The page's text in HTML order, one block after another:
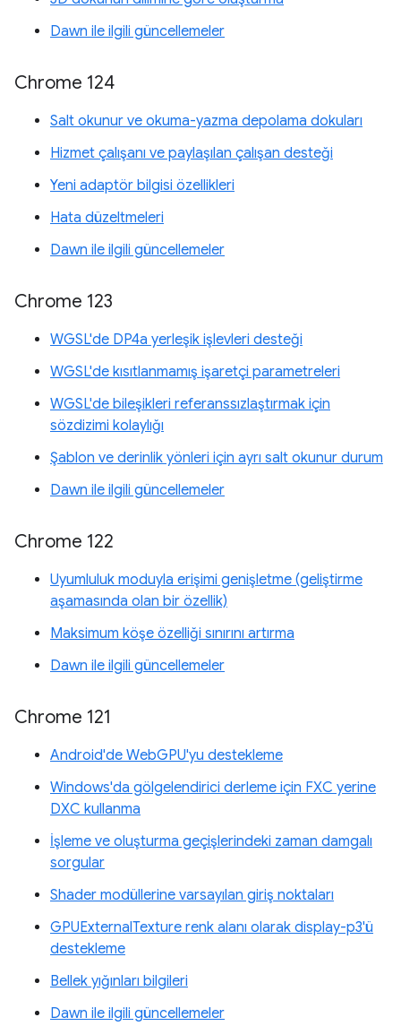
Dawn ile ilgili güncellemeler
Chrome 124
Salt okunur ve okuma-yazma depolama dokuları
Hizmet çalışanı ve paylaşılan çalışan desteği
Yeni adaptör bilgisi özellikleri
Hata düzeltmeleri
Dawn ile ilgili güncellemeler
Chrome 123
WGSL'de DP4a yerleşik işlevleri desteği
WGSL'de kısıtlanmamış işaretçi parametreleri
WGSL'de bileşikleri referanssızlaştırmak için
sözdizimi kolaylığı
Şablon ve derinlik yönleri için ayrı salt okunur durum
Dawn ile ilgili güncellemeler
Chrome 122
Uyumluluk moduyla erişimi genişletme (geliştirme
aşamasında olan bir özellik)
Maksimum köşe özelliği sınırını artırma
Dawn ile ilgili güncellemeler
Chrome 121
Android'de WebGPU'yu destekleme
Windows'da gölgelendirici derleme için FXC yerine
DXC kullanma
İşleme ve oluşturma geçişlerindeki zaman damgalı
sorgular
Shader modüllerine varsayılan giriş noktaları
GPUExternalTexture renk alanı olarak display-p3'ü
destekleme
Bellek yığınları bilgileri
Dawn ile ilgili güncellemeler